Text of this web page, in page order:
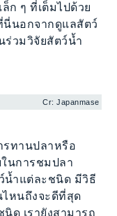
ล็ก ๆ ที่เต็มไปด้วย
นอกจากดูแลสัตว์
ร่วมวิจัยสัตว์น้ำ
Cr: Japanmase
รทานปลาหรือ
ในการชมปลา
น้ำแต่ละชนิด มีวิธี
หนถึงจะดีที่สุด
ด เรายังสามารถ